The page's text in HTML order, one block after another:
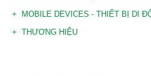
MOBILE DEVICES - THIẾT BỊ DI
THƯƠNG HIỆU